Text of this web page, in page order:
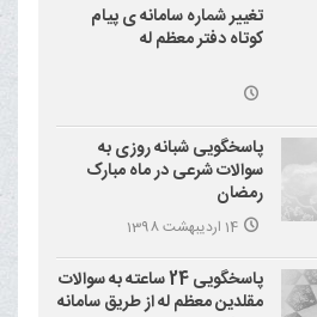
تغییر شماره سامانه ی پیام
کوتاه دفتر معظم له
پاسخگویی شبانه روزی به
سوالات شرعی در ماه مبارک
رمضان
14 اردیبهشت 1398
پاسخگویی 24 ساعته به سوالات
مقلدین معظم له از طریق سامانه